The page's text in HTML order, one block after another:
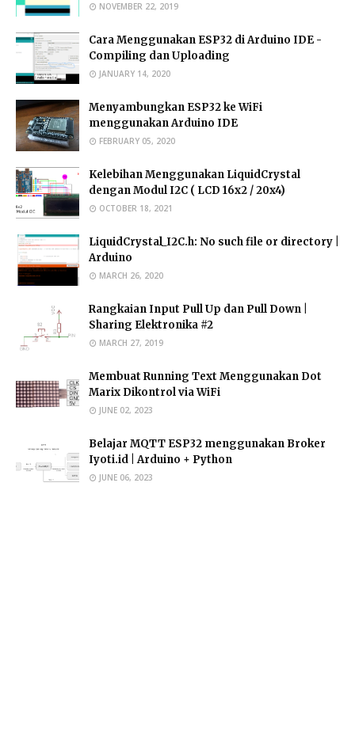
NOVEMBER 22, 2019
Cara Menggunakan ESP32 di Arduino IDE -
Compiling dan Uploading
JANUARY 14, 2020
Menyambungkan ESP32 ke WiFi
menggunakan Arduino IDE
FEBRUARY 05, 2020
Kelebihan Menggunakan LiquidCrystal
dengan Modul I2C ( LCD 16x2 / 20x4)
OCTOBER 18, 2021
LiquidCrystal_I2C.h: No such file or directory |
Arduino
MARCH 26, 2020
Rangkaian Input Pull Up dan Pull Down |
Sharing Elektronika #2
MARCH 27, 2019
Membuat Running Text Menggunakan Dot
Marix Dikontrol via WiFi
JUNE 02, 2023
Belajar MQTT ESP32 menggunakan Broker
Iyoti.id | Arduino + Python
JUNE 06, 2023